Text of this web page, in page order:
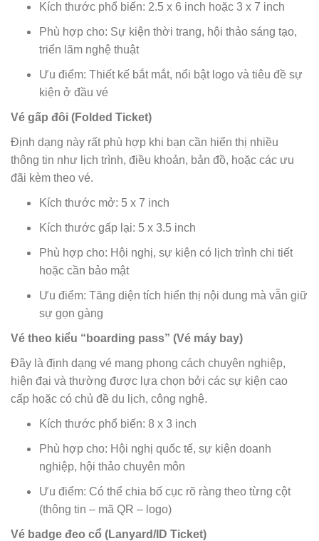
Kích thước phổ biến: 2.5 x 6 inch hoặc 3 x 7 inch
Phù hợp cho: Sự kiện thời trang, hội thảo sáng tạo,
triển lãm nghệ thuật
Ưu điểm: Thiết kế bắt mắt, nổi bật logo và tiêu đề sự
kiện ở đầu vé
Vé gấp đôi (Folded Ticket)
Định dạng này rất phù hợp khi bạn cần hiển thị nhiều
thông tin như lịch trình, điều khoản, bản đồ, hoặc các ưu
đãi kèm theo vé.
Kích thước mở: 5 x 7 inch
Kích thước gấp lại: 5 x 3.5 inch
Phù hợp cho: Hội nghị, sự kiện có lịch trình chi tiết
hoặc cần bảo mật
Ưu điểm: Tăng diện tích hiển thị nội dung mà vẫn giữ
sự gọn gàng
Vé theo kiểu “boarding pass” (Vé máy bay)
Đây là định dạng vé mang phong cách chuyên nghiệp,
hiện đại và thường được lựa chọn bởi các sự kiện cao
cấp hoặc có chủ đề du lịch, công nghệ.
Kích thước phổ biến: 8 x 3 inch
Phù hợp cho: Hội nghị quốc tế, sự kiện doanh
nghiệp, hội thảo chuyên môn
Ưu điểm: Có thể chia bố cục rõ ràng theo từng cột
(thông tin – mã QR – logo)
Vé badge đeo cổ (Lanyard/ID Ticket)